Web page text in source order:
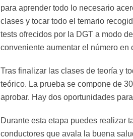
para aprender todo lo necesario
clases y tocar todo el temario
tests ofrecidos por la DGT a modo
conveniente aumentar el número en
Tras finalizar las clases de teoría y
teórico. La prueba se compone de
aprobar. Hay dos oportunidades
Durante esta etapa puedes realizar
conductores que avala la buena